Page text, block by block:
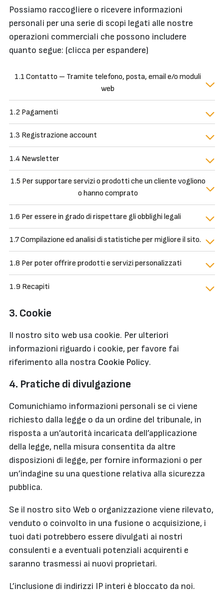
Possiamo raccogliere o ricevere informazioni
personali per una serie di scopi legati alle nostre
operazioni commerciali che possono includere
quanto segue: (clicca per espandere)
1.1 Contatto – Tramite telefono, posta, email e/o moduli
web
1.2 Pagamenti
1.3 Registrazione account
1.4 Newsletter
1.5 Per supportare servizi o prodotti che un cliente vogliono
o hanno comprato
1.6 Per essere in grado di rispettare gli obblighi legali
1.7 Compilazione ed analisi di statistiche per migliore il sito.
1.8 Per poter offrire prodotti e servizi personalizzati
1.9 Recapiti
3. Cookie
Il nostro sito web usa cookie. Per ulteriori
informazioni riguardo i cookie, per favore fai
riferimento alla nostra Cookie Policy.
4. Pratiche di divulgazione
Comunichiamo informazioni personali se ci viene
richiesto dalla legge o da un ordine del tribunale, in
risposta a un’autorità incaricata dell’applicazione
della legge, nella misura consentita da altre
disposizioni di legge, per fornire informazioni o per
un’indagine su una questione relativa alla sicurezza
pubblica.
Se il nostro sito Web o organizzazione viene rilevato,
venduto o coinvolto in una fusione o acquisizione, i
tuoi dati potrebbero essere divulgati ai nostri
consulenti e a eventuali potenziali acquirenti e
saranno trasmessi ai nuovi proprietari.
L’inclusione di indirizzi IP interi è bloccato da noi.